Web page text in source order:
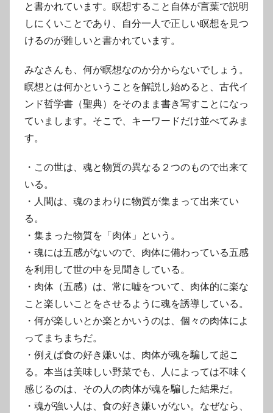
と書かれています。瞑想すること自体が言葉で説明
しにくいことであり、自分一人で正しい瞑想を見つ
けるのが難しいと書かれています。
みなさんも、何が瞑想なのか分からないでしょう。
瞑想とは何かということを解説し始めると、古代イ
ンド哲学書（聖典）をそのまま書き写すことになっ
ていまします。そこで、キーワードだけ並べてみま
す。
・この世は、魂と物質の異なる２つのもので出来て
いる。
・人間は、魂のまわりに物質が集まって出来てい
る。
・集まった物質を「肉体」という。
・魂には五感がないので、肉体に備わっている五感
を利用して世の中を見聞きしている。
・肉体（五感）は、常に嘘をついて、肉体的に楽な
こと楽しいことをさせるように魂を誘導している。
・何が楽しいとか楽とかいうのは、個々の肉体によ
ってまちまちだ。
・例えば食の好き嫌いは、肉体が魂を騙して起こ
る。本当は美味しい野菜でも、人によっては不味く
感じるのは、その人の肉体が魂を騙した結果だ。
・魂が強い人は、食の好き嫌いがない。なぜなら、